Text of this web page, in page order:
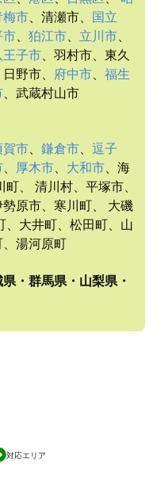
梅市 、清瀬市、
国立
市 狛江市 立川市
王子市 、羽村市、東久
野市、 府中市
福生
、武蔵村山市
賀市 鎌倉市
逗子
厚木市 大和市 、海
、 清川村、平塚市、
勢原市、寒川町、 大磯
、大井町、松田町、山
湯河原町
・群馬県・山梨県・
対応エリア